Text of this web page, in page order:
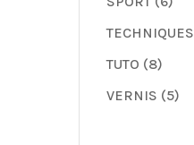
TECHNIQUES
TUTO (8)
VERNIS (5)